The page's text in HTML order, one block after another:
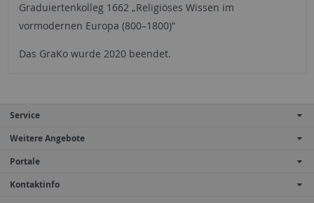
Graduiertenkolleg 1662 „Religiöses Wissen im
vormodernen Europa (800–1800)“
Das GraKo wurde 2020 beendet.
Service
Weitere Angebote
Portale
Kontaktinfo